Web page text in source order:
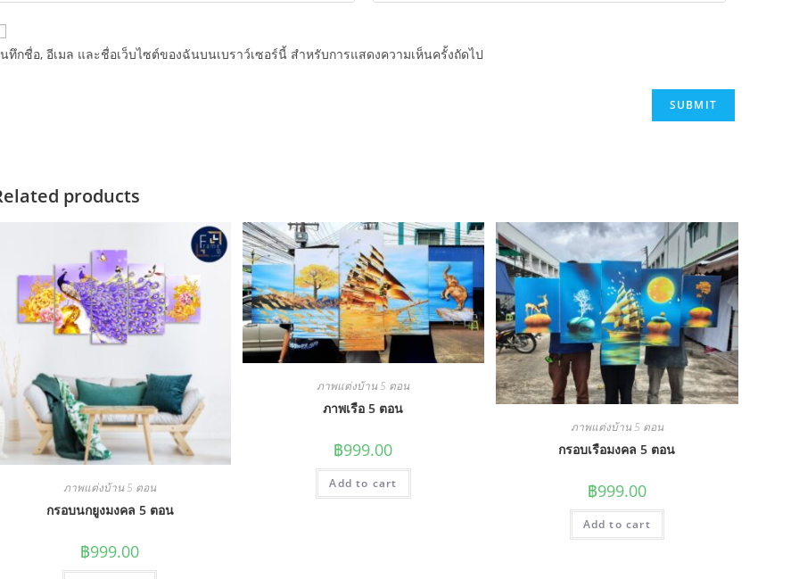
ทึกชื่อ, อีเมล และชื่อเว็บไซต์ของฉันบนเบราว์เซอร์นี้ สำหรับการแสดงความเห็นครั้งถัดไป
products
ภาพแต่งบ้าน 5 ตอน
กรอบนกยูงมงคล 5 ตอน
฿999.00
ภาพแต่งบ้าน 5 ตอน
ภาพเรือ 5 ตอน
฿999.00
Add to cart
ภาพแต่งบ้าน 5 ตอน
กรอบเรือมงคล 5 ตอน
฿999.00
Add to cart